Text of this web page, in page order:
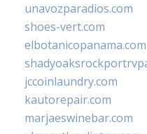
unavozparadios.com
shoes-vert.com
elbotanicopanama.com
jccoinlaundry.com
kautorepair.com
marjaeswinebar.com